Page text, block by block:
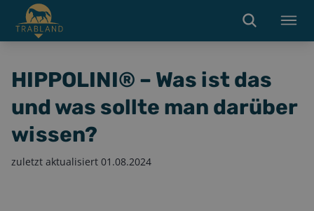
HIPPOLINI® – Was ist das
und was sollte man darüber
wissen?
zuletzt aktualisiert 01.08.2024